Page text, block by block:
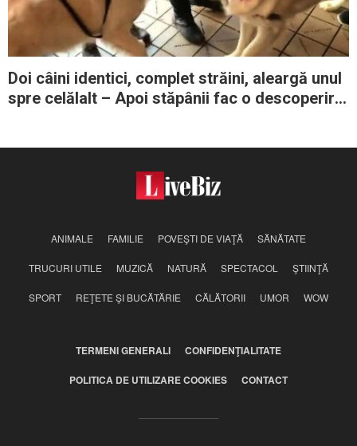
Doi câini identici, complet străini, aleargă unul
spre celălalt – Apoi stăpânii fac o descoperire
ANIMALE FAMILIE POVEŞTI DE VIAŢĂ SĂNĂTATE
TRUCURI UTILE MUZICĂ NATURĂ SPECTACOL ŞTIINŢĂ
SPORT REŢETE ŞI BUCĂTĂRIE CĂLĂTORII UMOR WOW
TERMENI GENERALI CONFIDENŢIALITATE
POLITICA DE UTILIZARE COOKIES CONTACT